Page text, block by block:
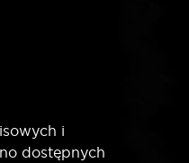
i
dostępnych